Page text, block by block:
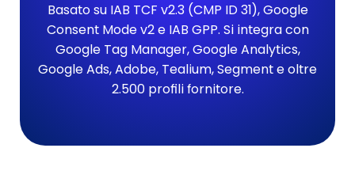
Basato su IAB TCF v2.3 (CMP ID 31), Google
Consent Mode v2 e IAB GPP. Si integra con
Google Tag Manager, Google Analytics,
Google Ads, Adobe, Tealium, Segment e oltre
2.500 profili fornitore.